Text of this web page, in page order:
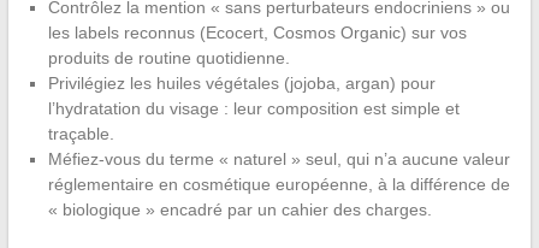
Contrôlez la mention « sans perturbateurs endocriniens » ou
les labels reconnus (Ecocert, Cosmos Organic) sur vos
produits de routine quotidienne.
Privilégiez les huiles végétales (jojoba, argan) pour
l’hydratation du visage : leur composition est simple et
traçable.
Méfiez-vous du terme « naturel » seul, qui n’a aucune valeur
réglementaire en cosmétique européenne, à la différence de
« biologique » encadré par un cahier des charges.